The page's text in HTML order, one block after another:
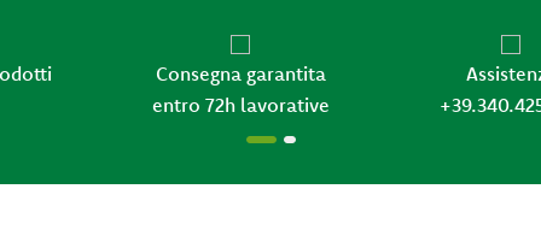
Consegna garantita
entro 72h lavorative
+39.340.4259516